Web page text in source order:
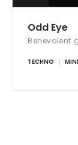
Odd Eye
Benevolent
TECHNO